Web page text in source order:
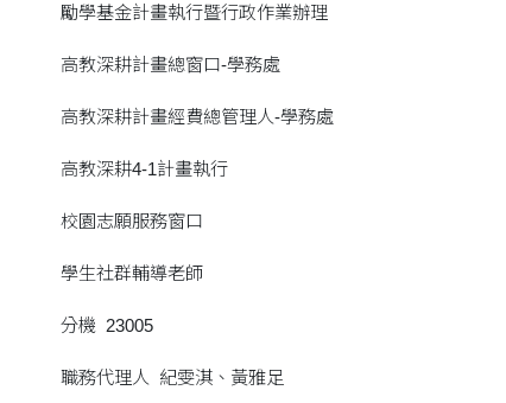
勵學基金計畫執行暨行政作業辦理
高教深耕計畫總窗口-學務處
高教深耕計畫經費總管理人-學務處
高教深耕4-1計畫執行
校園志願服務窗口
學生社群輔導老師
分機 23005
職務代理人 紀雯淇、黃雅足